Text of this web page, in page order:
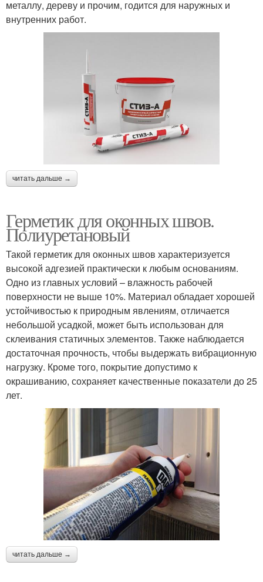
металлу, дереву и прочим, годится для наружных и
внутренних работ.
читать дальше →
Герметик для оконных швов.
Полиуретановый
Такой герметик для оконных швов характеризуется
высокой адгезией практически к любым основаниям.
Одно из главных условий – влажность рабочей
поверхности не выше 10%. Материал обладает хорошей
устойчивостью к природным явлениям, отличается
небольшой усадкой, может быть использован для
склеивания статичных элементов. Также наблюдается
достаточная прочность, чтобы выдержать вибрационную
нагрузку. Кроме того, покрытие допустимо к
окрашиванию, сохраняет качественные показатели до 25
лет.
читать дальше →